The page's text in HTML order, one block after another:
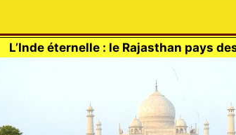
L’Inde éternelle : le Rajasthan pays